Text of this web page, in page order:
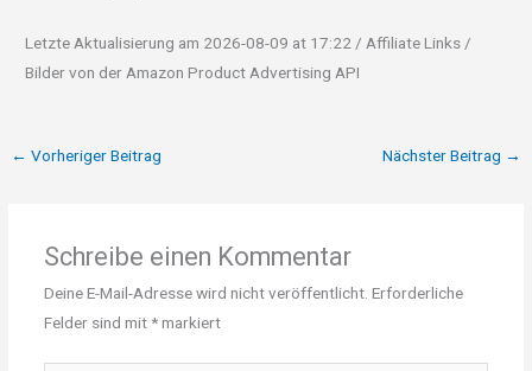
Letzte Aktualisierung am 2026-08-09 at 17:22 / Affiliate Links /
Bilder von der Amazon Product Advertising API
← Vorheriger Beitrag Nächster Beitrag →
Schreibe einen Kommentar
Deine E-Mail-Adresse wird nicht veröffentlicht. Erforderliche
Felder sind mit*markiert